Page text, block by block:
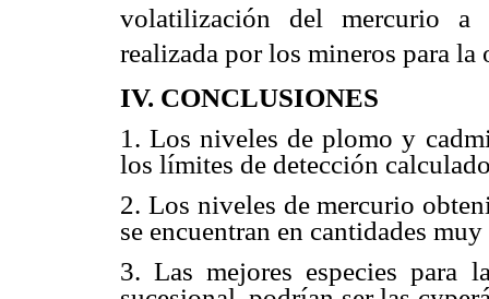
volatilización del mercurio a
realizada por los mineros para
IV. CONCLUSIONES
1. Los niveles de plomo y
los límites de detección
2. Los niveles de mercurio
se encuentran en cantidades
3. Las mejores especies para